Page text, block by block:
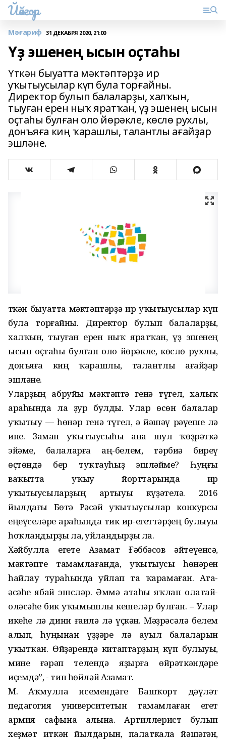
Йәйғор
Мәғариф 31 ДЕКАБРЯ 2020, 21:00
Үҙ эшенең ысын оҫтаһы
Үткән быуатта мәктәптәрҙә ир
уҡытыусылар күп була торғайны.
Директор булып балаларҙы, халҡын,
тыуған ерен ныҡ яратҡан, үҙ эшенең ысын
оҫтаһы булған оло йөрәкле, көслө рухлы,
донъяға киң ҡарашлы, талантлы ағайҙар
эшләне.
Үткән быуатта мәктәптәрҙә ир уҡытыусылар күп
була торғайны. Директор булып балаларҙы,
халҡын, тыуған ерен ныҡ яратҡан, үҙ эшенең
ысын оҫтаһы булған оло йөрәкле, көслө рухлы,
донъяға киң ҡарашлы, талантлы ағайҙар
эшләне.
Уларҙың абруйы мәктәптә генә түгел, халыҡ
араһында ла ҙур булды. Улар өсөн балалар
уҡытыу — һөнәр генә түгел, ә йәшәү рәүеше лә
ине. Заман уҡытыусыһы ана шул ҡөҙрәткә
эйәме, балаларға аң-белем, тәрбиә биреү
өҫтөндә бер туҡтауһыҙ эшләйме? Һуңғы
ваҡытта уҡыу йорттарында ир
уҡытыусыларҙың артыуы күҙәтелә. 2016
йылдағы Бөтә Рәсәй уҡытыусылар конкурсы
еңеүселәре араһында тик ир-егеттәрҙең булыуы
һоҡландырҙы ла, уйландырҙы ла.
Хәйбулла егете Азамат Ғәббәсов әйтеүенсә,
мәктәпте тамамлағанда, уҡытыусы һөнәрен
һайлау тураһында уйлап та ҡарамаған. Ата-
әсәһе ябай эшсләр. Әммә атаһы яҡлап олатай-
оләсәһе бик уҡымышлы кешеләр булған. – Улар
икеһе лә дини ғаилә лә үҫкән. Мәҙрәсәлә белем
алып, һуңынан үҙҙәре лә ауыл балаларын
уҡытҡан. Өйҙәрендә китаптарҙың күп булыуы,
мине ғәрәп телендә яҙырға өйрәткәндәре
иҫемдә”, - тип һөйләй Азамат.
М. Аҡмулла исемендәге Башҡорт дәүләт
педагогия университетын тамамлаған егет
армия сафына алына. Артиллерист булып
хеҙмәт иткән йылдарын, палаткала йәшәгән,